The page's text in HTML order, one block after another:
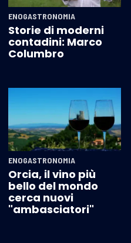
ENOGASTRONOMIA
Storie di moderni
contadini: Marco
Columbro
ENOGASTRONOMIA
Orcia, il vino più
bello del mondo
cerca nuovi
"ambasciatori"